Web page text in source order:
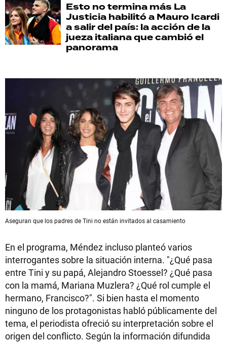
Esto no termina más La
Justicia habilitó a Mauro Icardi
a salir del país: la acción de la
jueza italiana que cambió el
panorama
Aseguran que los padres de Tini no están invitados al casamiento
En el programa, Méndez incluso planteó varios
interrogantes sobre la situación interna. "¿Qué pasa
entre Tini y su papá, Alejandro Stoessel? ¿Qué pasa
con la mamá, Mariana Muzlera? ¿Qué rol cumple el
hermano, Francisco?". Si bien hasta el momento
ninguno de los protagonistas habló públicamente del
tema, el periodista ofreció su interpretación sobre el
origen del conflicto. Según la información difundida